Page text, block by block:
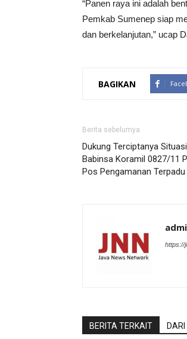
“Panen raya ini adalah
Pemkab Sumenep siap
dan berkelanjutan,” ucap
BAGIKAN
Berita sebelumya
Dukung Terciptanya
Babinsa Koramil 0827/11
Pos Pengamanan Terpadu
https://
BERITA TERKAIT